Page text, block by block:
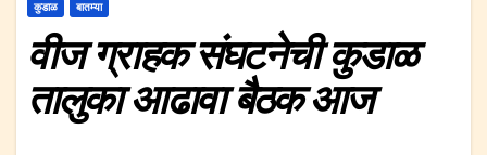
कुडाळ बातम्या
वीज ग्राहक संघटनेची कुडाळ
तालुका आढावा बैठक आज